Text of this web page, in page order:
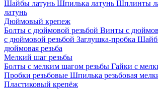
Шайбы латунь Шпилька латунь Шплинты
латунь
Дюймовый крепеж
Болты с дюймовой резьбой Винты с
с дюймовой резьбой Заглушка-пробка
дюймовая резьба
Мелкий шаг резьбы
Болты с мелким шагом резьбы Гайки с
Пробки резьбовые Шпилька резьбовая
Пластиковый крепёж